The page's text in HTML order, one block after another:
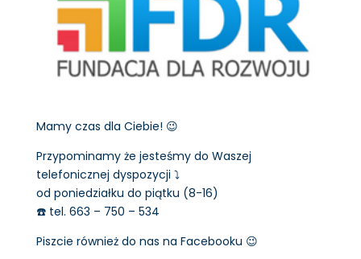
Mamy czas dla Ciebie! 😉
Przypominamy że jesteśmy do Waszej
telefonicznej dyspozycji ⤵️
od poniedziałku do piątku (8-16)
☎️ tel. 663 – 750 – 534
Piszcie również do nas na Facebooku 😉